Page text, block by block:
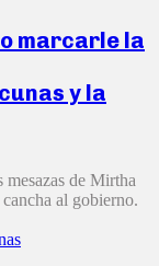
marcarle la
y la
de Mirtha
al gobierno.